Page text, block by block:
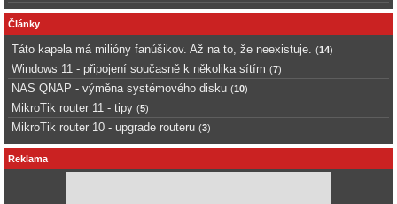
Články
Táto kapela má milióny fanúšikov. Až na to, že neexistuje. (14)
Windows 11 - připojení současně k několika sítím (7)
NAS QNAP - výměna systémového disku (10)
MikroTik router 11 - tipy (5)
MikroTik router 10 - upgrade routeru (3)
Reklama